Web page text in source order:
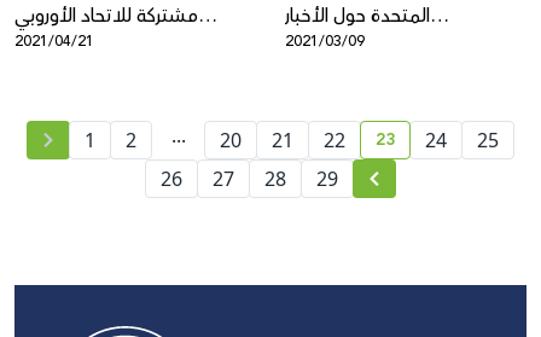
مشتركة للاتحاد الأوروبي
للتصويت ضد قانون الرقابة
2021/04/21
المتحدة حول الأخبار
والمعلومات المضللة
2021/03/09
1 2 ... 20 21 22 current page
23 24
25
26
27 28 29